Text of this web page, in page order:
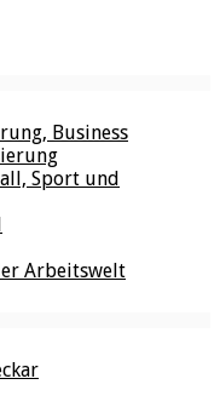
Business
Sport und
Arbeitswelt